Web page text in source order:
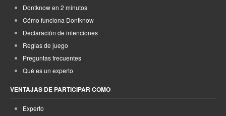
Dontknow en 2 minutos
Cómo funciona Dontknow
Declaración de intenciones
Reglas de juego
Preguntas frecuentes
Qué es un experto
VENTAJAS DE PARTICIPAR COMO
Experto